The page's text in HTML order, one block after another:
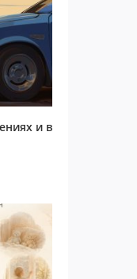
и в